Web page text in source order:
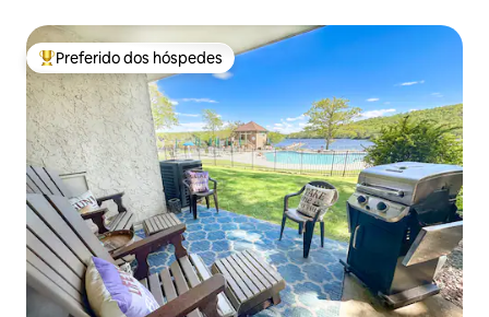
Entre os melhores preferidos dos hóspedes
Preferido dos hóspedes